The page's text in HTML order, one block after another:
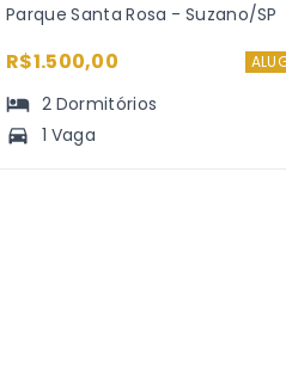
Parque Santa Rosa - Suzano/SP
R$1.500,00
2 Dormitórios
1 Vaga